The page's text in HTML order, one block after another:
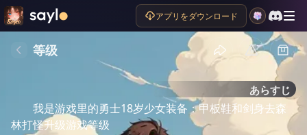
アプリをダウンロード
等级
あらすじ
我是游戏里的勇士18岁少女装备：甲板鞋和剑身去森
林打怪升级游戏等级